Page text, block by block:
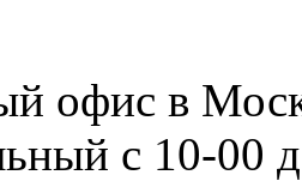
офис в
с 10-00